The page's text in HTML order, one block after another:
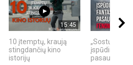
15:45
10 įtemptų, kraują
stingdančių kino
istorijų
„Sostų
įspūdingas
pasaulio